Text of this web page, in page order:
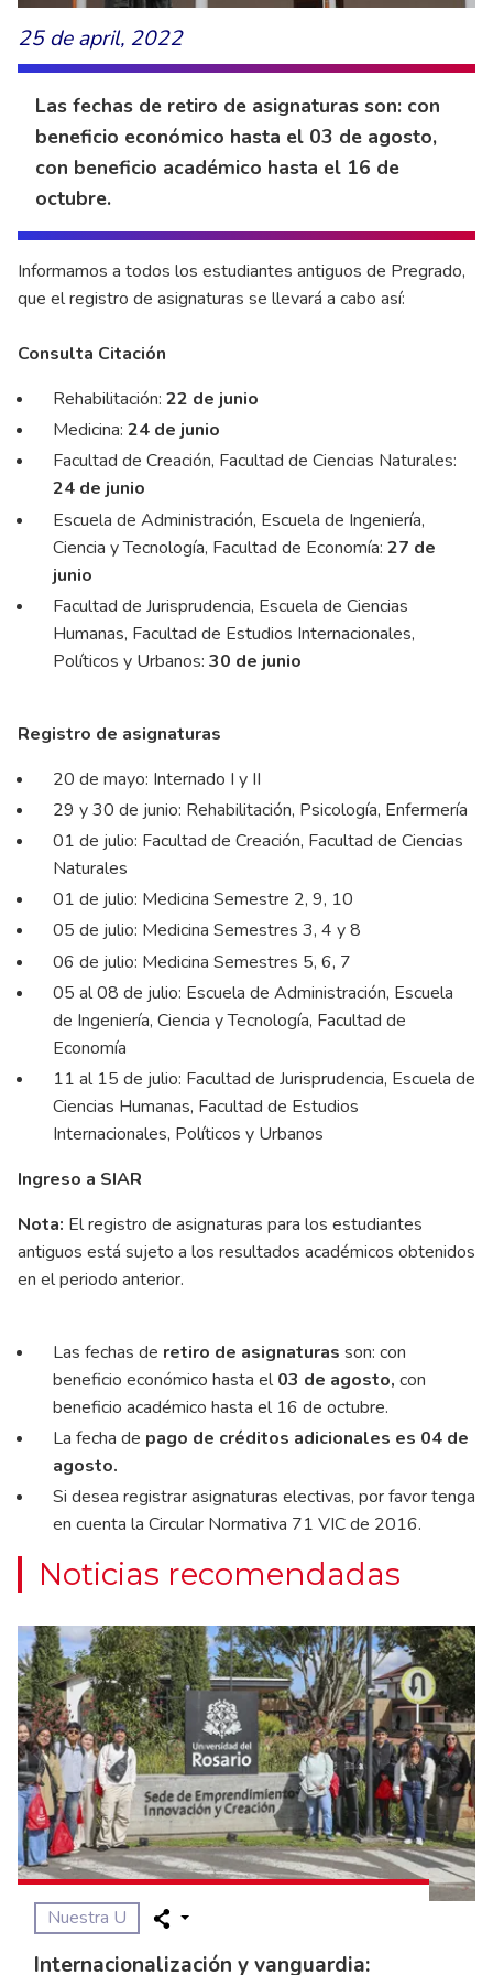
25 de april, 2022
Las fechas de retiro de asignaturas son: con
beneficio económico hasta el 03 de agosto,
con beneficio académico hasta el 16 de
octubre.
Informamos a todos los estudiantes antiguos de Pregrado,
que el registro de asignaturas se llevará a cabo así:
Consulta Citación
Rehabilitación: 22 de junio
Medicina: 24 de junio
Facultad de Creación, Facultad de Ciencias Naturales:
24 de junio
Escuela de Administración, Escuela de Ingeniería,
Ciencia y Tecnología, Facultad de Economía: 27 de
junio
Facultad de Jurisprudencia, Escuela de Ciencias
Humanas, Facultad de Estudios Internacionales,
Políticos y Urbanos: 30 de junio
Registro de asignaturas
20 de mayo: Internado I y II
29 y 30 de junio: Rehabilitación, Psicología, Enfermería
01 de julio: Facultad de Creación, Facultad de Ciencias
Naturales
01 de julio: Medicina Semestre 2, 9, 10
05 de julio: Medicina Semestres 3, 4 y 8
06 de julio: Medicina Semestres 5, 6, 7
05 al 08 de julio: Escuela de Administración, Escuela
de Ingeniería, Ciencia y Tecnología, Facultad de
Economía
11 al 15 de julio: Facultad de Jurisprudencia, Escuela de
Ciencias Humanas, Facultad de Estudios
Internacionales, Políticos y Urbanos
Ingreso a SIAR
Nota: El registro de asignaturas para los estudiantes
antiguos está sujeto a los resultados académicos obtenidos
en el periodo anterior.
Las fechas de retiro de asignaturas son: con
beneficio económico hasta el03 de agosto, con
beneficio académico hasta el 16 de octubre.
La fecha de pago de créditos adicionales es 04 de
agosto.
Si desea registrar asignaturas electivas, por favor tenga
en cuenta la Circular Normativa 71 VIC de 2016.
Noticias recomendadas
Nuestra U
Internacionalización y vanguardia: